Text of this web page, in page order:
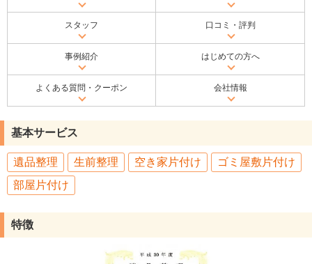
スタッフ 口コミ・評判
事例紹介 はじめての方へ
よくある質問・クーポン 会社情報
基本サービス
遺品整理 生前整理 空き家片付け
ゴミ屋敷片付け
部屋片付け
特徴